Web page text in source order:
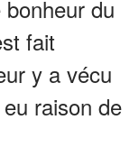
du
fait
y a vécu
eu raison de